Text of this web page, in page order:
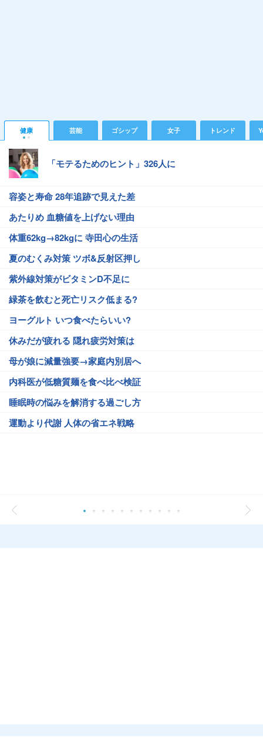
健康 芸能 ゴシップ 女子 トレンド
「モテるためのヒント」326人に
容姿と寿命 28年追跡で見えた差
あたりめ 血糖値を上げない理由
体重62kg→82kgに 寺田心の生活
夏のむくみ対策 ツボ&反射区押し
紫外線対策がビタミンD不足に
緑茶を飲むと死亡リスク低まる?
ヨーグルト いつ食べたらいい?
休みだが疲れる 隠れ疲労対策は
母が娘に減量強要→家庭内別居へ
内科医が低糖質麺を食べ比べ検証
睡眠時の悩みを解消する過ごし方
運動より代謝 人体の省エネ戦略